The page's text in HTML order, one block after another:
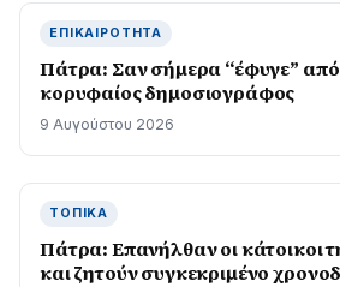
ΕΠΙΚΑΙΡΌΤΗΤΑ
Πάτρα: Σαν σήμερα “έφυγε”
κορυφαίος δημοσιογράφος
9 Αυγούστου 2026
ΤΟΠΙΚΆ
Πάτρα: Επανήλθαν οι κάτοικοι
και ζητούν συγκεκριμένο